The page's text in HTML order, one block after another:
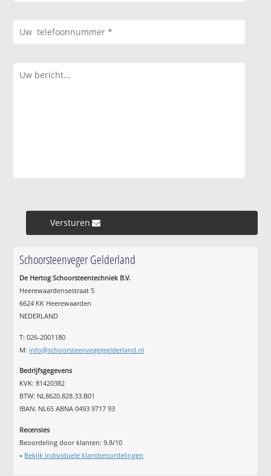
Versturen »
Schoorsteenveger Gelderland
De Hertog Schoorsteentechniek B.V.
Heerewaardensestraat 5
6624 KK Heerewaarden
NEDERLAND
T: 026-2001180
M: info@schoorsteenvegergelderland.nl
Bedrijfsgegevens
KVK: 81420382
BTW: NL8620.828.33.B01
IBAN: NL65 ABNA 0493 9717 93
Recensies
Beoordeling door klanten:9.8/10
» Bekijk individuele klantbeoordelingen